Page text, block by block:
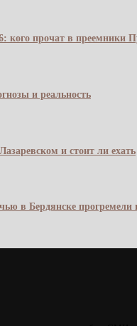
кого прочат в преемники
и реальность
и стоит ли ехать
в Бердянске